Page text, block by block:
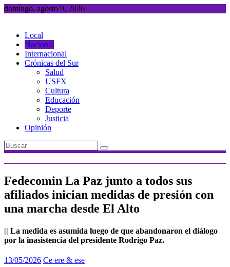
Saltar
domingo, agosto 9, 2026
Local
Nacional
Internacional
Crónicas del Sur
Salud
USFX
Cultura
Educación
Deporte
Justicia
Opinión
Fedecomin La Paz junto a todos sus
afiliados inician medidas de presión con
una marcha desde El Alto
|| La medida es asumida luego de que abandonaron el diálogo
por la inasistencia del presidente Rodrigo Paz.
13/05/2026 Ce ere & ese